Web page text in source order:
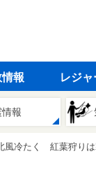
報 レジ
報
冷たく 紅葉狩りは